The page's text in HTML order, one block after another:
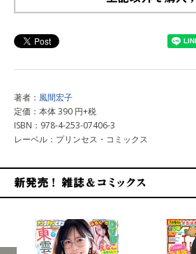
著者： 風間宏子
定価：本体 390 円+税
ISBN：978-4-253-07406-3
レーベル：プリンセス・コミックス